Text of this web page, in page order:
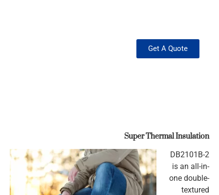
Get A Quote
Super Thermal Insulation
DB2101B-2
is an all-in-
one double-
textured